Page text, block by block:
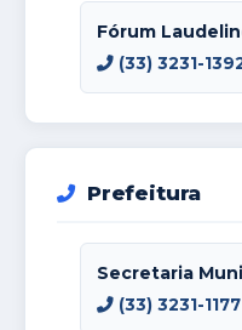
Fórum
(33) 3231-
Prefeitura
Secretaria
(33) 3231-1177